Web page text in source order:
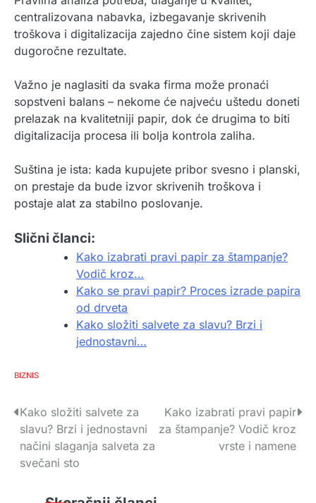
centralizovana nabavka, izbegavanje skrivenih
troškova i digitalizacija zajedno čine sistem koji daje
dugoročne rezultate.
Važno je naglasiti da svaka firma može pronaći
sopstveni balans – nekome će najveću uštedu doneti
prelazak na kvalitetniji papir, dok će drugima to biti
digitalizacija procesa ili bolja kontrola zaliha.
Suština je ista: kada kupujete pribor svesno i planski,
on prestaje da bude izvor skrivenih troškova i
postaje alat za stabilno poslovanje.
Slični članci:
Kako izabrati pravi papir za štampanje?
Vodič kroz…
Kako se pravi papir? Proces izrade papira
od drveta
Kako složiti salvete za slavu? Brzi i
jednostavni…
BIZNIS
Kretanje
članka
Kako složiti salvete za
slavu? Brzi i jednostavni
načini slaganja salveta za
svečani sto
Kako izabrati pravi papir
za štampanje? Vodič kroz
vrste i namene